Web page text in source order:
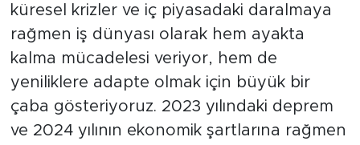
küresel krizler ve iç piyasadaki daralmaya
rağmen iş dünyası olarak hem ayakta
kalma mücadelesi veriyor, hem de
yeniliklere adapte olmak için büyük bir
çaba gösteriyoruz. 2023 yılındaki deprem
ve 2024 yılının ekonomik şartlarına rağmen